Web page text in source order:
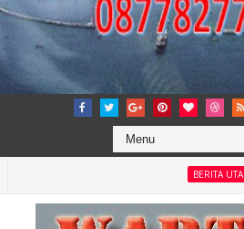
BERITA UTAMA
dan Kelancaran Logistik, IPC TPK